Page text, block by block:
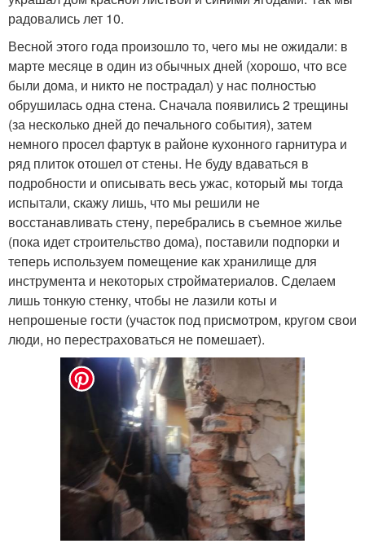
радовались лет 10.
Весной этого года произошло то, чего мы не ожидали: в
марте месяце в один из обычных дней (хорошо, что все
были дома, и никто не пострадал) у нас полностью
обрушилась одна стена. Сначала появились 2 трещины
(за несколько дней до печального события), затем
немного просел фартук в районе кухонного гарнитура и
ряд плиток отошел от стены. Не буду вдаваться в
подробности и описывать весь ужас, который мы тогда
испытали, скажу лишь, что мы решили не
восстанавливать стену, перебрались в съемное жилье
(пока идет строительство дома), поставили подпорки и
теперь используем помещение как хранилище для
инструмента и некоторых стройматериалов. Сделаем
лишь тонкую стенку, чтобы не лазили коты и
непрошеные гости (участок под присмотром, кругом свои
люди, но перестраховаться не помешает).